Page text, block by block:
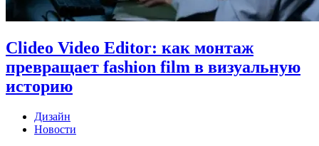
Clideo Video Editor: как монтаж
превращает fashion film в визуальную
историю
Дизайн
Новости